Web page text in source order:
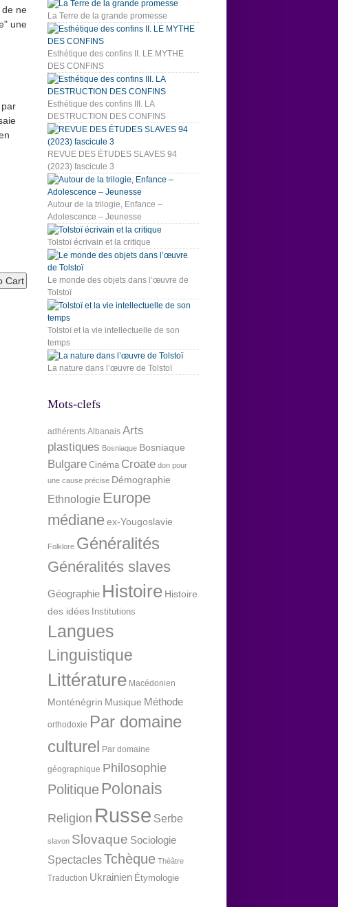
de ne
une
La Terre de la grande promesse
Esthétique des confins II. LE MYTHE
DES CONFINS
Esthétique des confins III. LA
DESTRUCTION DES CONFINS
REVUE DES ÉTUDES SLAVES 94
(2023) fascicule 3
Autour de la trilogie, Enfance –
Adolescence – Jeunesse
Tolstoï écrivain et la critique
Le monde des objets dans l’œuvre de
Tolstoï
Tolstoï et la vie intellectuelle de son
temps
La nature dans l’œuvre de Tolstoï
Mots-clefs
adhérents Albanais Arts
plastiques Bosniaque Bosniaque
Bulgare Cinéma Croate don pour
une cause précise Démographie
Ethnologie Europe
médianeex-Yougoslavie
Folklore Généralités
Généralités slaves
Géographie Histoire Histoire
des idées Institutions
Langues
Linguistique
Littérature Macédonien
Monténégrin Musique Méthode
orthodoxie Par domaine
culturel Par domaine
géographique Philosophie
Politique Polonais
Religion Russe Serbe
slavon Slovaque Sociologie
SpectaclesTchèque Théâtre
Traduction Ukrainien Étymologie